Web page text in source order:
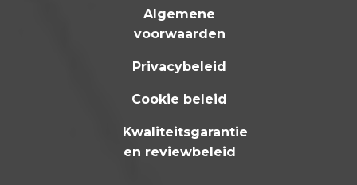
Algemene
voorwaarden
Privacybeleid
Cookie beleid
Kwaliteitsgarantie
en reviewbeleid